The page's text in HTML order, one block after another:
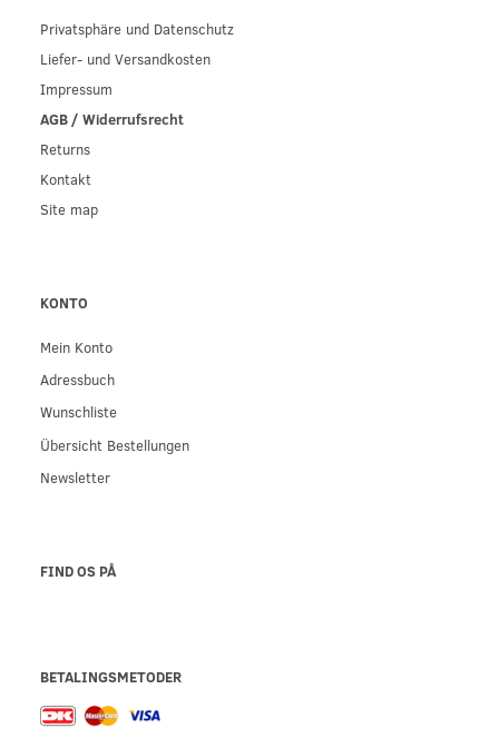
Privatsphäre und Datenschutz
Liefer- und Versandkosten
Impressum
AGB / Widerrufsrecht
Returns
Kontakt
Site map
KONTO
Mein Konto
Adressbuch
Wunschliste
Übersicht Bestellungen
Newsletter
FIND OS PÅ
BETALINGSMETODER